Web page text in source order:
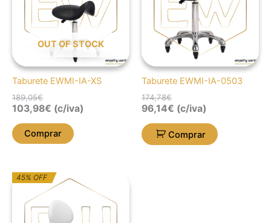
OUT OF STOCK
Taburete EWMI-IA-XS
189,05€
103,98€ (c/iva)
Comprar
Taburete EWMI-IA-0503
174,78€
96,14€ (c/iva)
Comprar
45% OFFO
preço
original
era:
344,22€.
O
preço
atual
é:
189,32€.